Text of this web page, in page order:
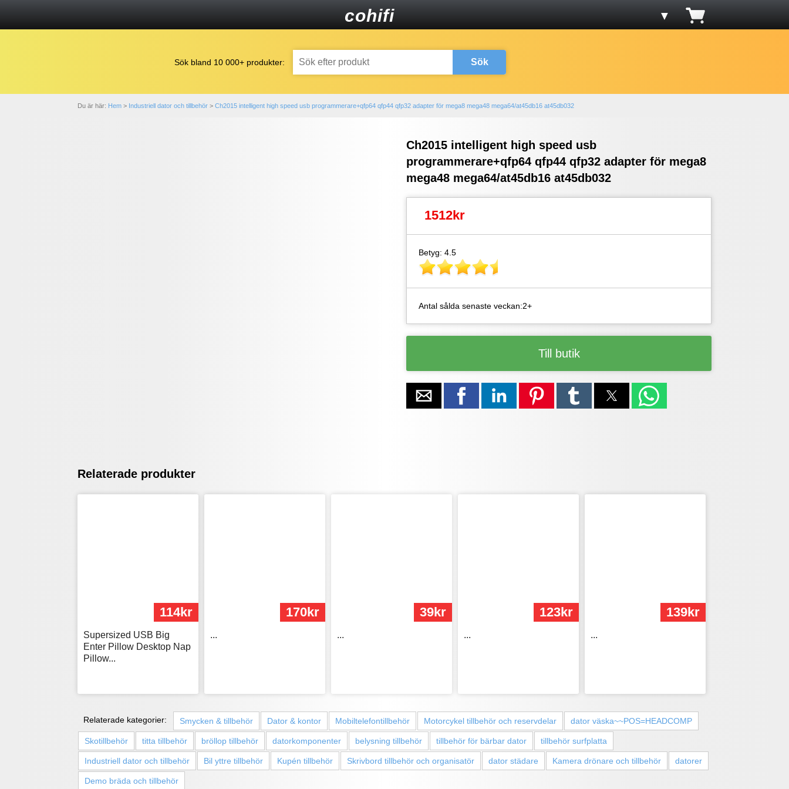
cohifi ▼
Sök bland 10 000+ produkter: Sök
Du är här: Hem > Industriell dator och tillbehör > Ch2015 intelligent high speed usb programmerare+qfp64 qfp44 qfp32 adapter för mega8 mega48 mega64/at45db16 at45db032
Ch2015 intelligent high speed usb
programmerare+qfp64 qfp44 qfp32 adapter för mega8
mega48 mega64/at45db16 at45db032
1512kr
Betyg: 4.5
Antal sålda senaste veckan:2+
Till butik
Relaterade produkter
114kr
Supersized USB Big
Enter Pillow Desktop Nap
Pillow...
170kr
...
39kr
...
123kr
...
139kr
...
Relaterade kategorier: Smycken & tillbehör Dator & kontor Mobiltelefontillbehör Motorcykel tillbehör och reservdelar dator väska~~POS=HEADCOMP
Skotillbehör titta tillbehör bröllop tillbehör datorkomponenter belysning tillbehör tillbehör för bärbar dator tillbehör surfplatta
Industriell dator och tillbehör Bil yttre tillbehör Kupén tillbehör Skrivbord tillbehör och organisatör dator städare Kamera drönare och tillbehör datorer
Demo bräda och tillbehör